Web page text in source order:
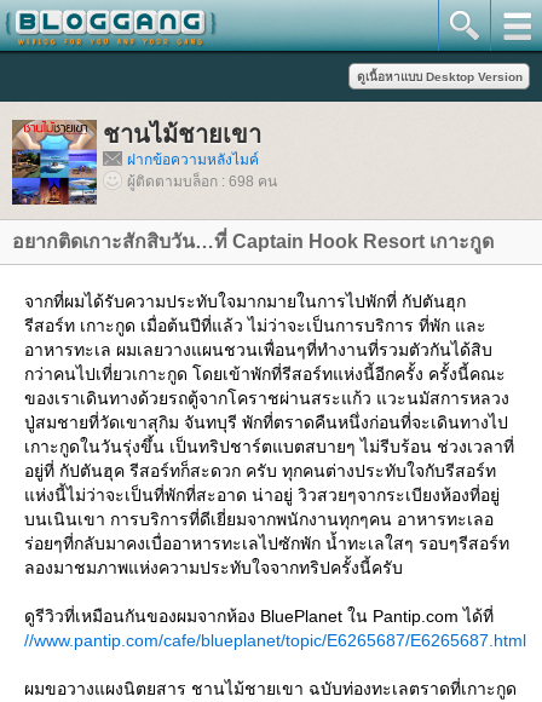
ชานไม้ชายเขา
ฝากข้อความหลังไมค์
ผู้ติดตามบล็อก : 698 คน
อยากติดเกาะสักสิบวัน…ที่ Captain Hook Resort เกาะกูด
จากที่ผมได้รับความประทับใจมากมายในการไปพักที่ กัปตันฮุก
รีสอร์ท เกาะกูด เมื่อต้นปีที่แล้ว ไม่ว่าจะเป็นการบริการ ที่พัก และ
อาหารทะเล ผมเลยวางแผนชวนเพื่อนๆที่ทำงานที่รวมตัวกันได้สิบ
กว่าคนไปเที่ยวเกาะกูด โดยเข้าพักที่รีสอร์ทแห่งนี้อีกครั้ง ครั้งนี้คณะ
ของเราเดินทางด้วยรถตู้จากโคราชผ่านสระแก้ว แวะนมัสการหลวง
ปู่สมชายที่วัดเขาสุกิม จันทบุรี พักที่ตราดคืนหนึ่งก่อนที่จะเดินทางไป
เกาะกูดในวันรุ่งขึ้น เป็นทริปชาร์ตแบตสบายๆ ไม่รีบร้อน ช่วงเวลาที่
อยู่ที่ กัปตันฮุค รีสอร์ทก็สะดวก ครับ ทุกคนต่างประทับใจกับรีสอร์ท
ห่งนี้ไม่ว่าจะเป็นที่พักที่สะอาด น่าอยู่ วิวสวยๆจากระเบียงห้องที่อยู่
บนเนินเขา การบริการที่ดีเยี่ยมจากพนักงานทุกๆคน อาหารทะเลอ
ร่อยๆที่กลับมาคงเบื่ออาหารทะเลไปซักพัก น้ำทะเลใสๆ รอบๆรีสอร์ท
ลองมาชมภาพแห่งความประทับใจจากทริปครั้งนี้ครับ
ดูรีวิวที่เหมือนกันของผมจากห้อง BluePlanet ใน Pantip.com ได้ที่
//www.pantip.com/cafe/blueplanet/topic/E6265687/E6265687.html
ผมขอวางแผงนิตยสาร ชานไม้ชายเขา ฉบับท่องทะเลตราดที่เกาะกูด